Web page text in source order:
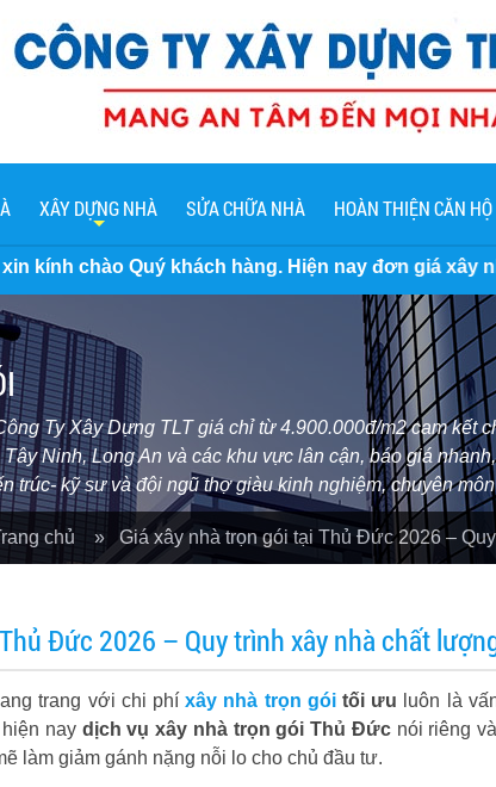
XÂY DỰNG NHÀ SỬA CHỮA NHÀ HOÀN THIỆN CĂN HỘ
hàng. Hiện nay đơn giá xây nhà 2026 của TLT từ
Ty Xây Dựng TLT giá chỉ từ 4.900.000đ/m2 cam
Ninh, Long An và các khu vực lân cận, báo giá
trúc- kỹ sư và đội ngũ thợ giàu kinh nghiệm, chuyên
chủ » Giá xây nhà trọn gói tại Thủ Đức 2026 –
Đức 2026 – Quy trình xây nhà chất
trang với chi phíxây nhà trọn góitối ưu
luôn là
nay dịch vụ xây nhà trọn gói Thủ Đứcnói riêng
làm giảm gánh nặng nỗi lo cho chủ đầu tư.